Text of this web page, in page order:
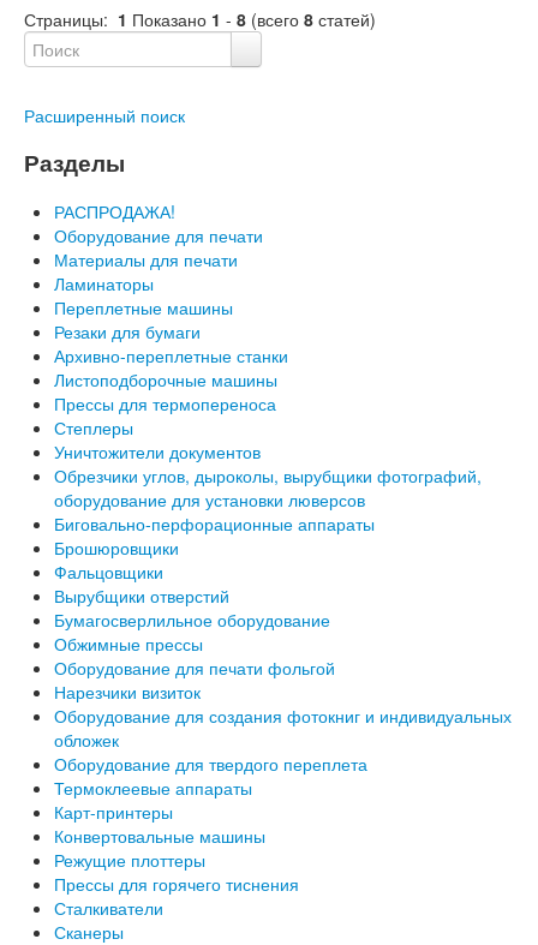
Страницы: 1 Показано 1 - 8 (всего 8 статей)
Расширенный поиск
Разделы
РАСПРОДАЖА!
Оборудование для печати
Материалы для печати
Ламинаторы
Переплетные машины
Резаки для бумаги
Архивно-переплетные станки
Листоподборочные машины
Прессы для термопереноса
Степлеры
Уничтожители документов
Обрезчики углов, дыроколы, вырубщики фотографий,
оборудование для установки люверсов
Биговально-перфорационные аппараты
Брошюровщики
Фальцовщики
Вырубщики отверстий
Бумагосверлильное оборудование
Обжимные прессы
Оборудование для печати фольгой
Нарезчики визиток
Оборудование для создания фотокниг и индивидуальных
обложек
Оборудование для твердого переплета
Термоклеевые аппараты
Карт-принтеры
Конвертовальные машины
Режущие плоттеры
Прессы для горячего тиснения
Сталкиватели
Сканеры